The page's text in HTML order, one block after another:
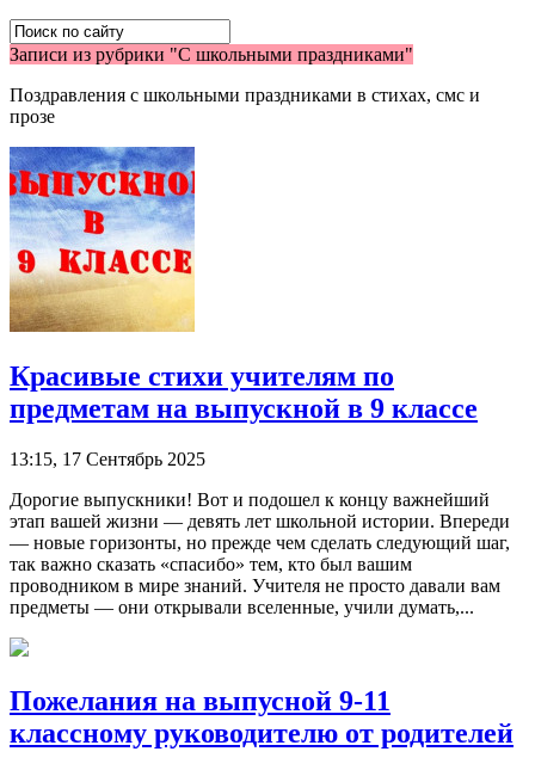
Записи из рубрики "С школьными праздниками"
Поздравления с школьными праздниками в стихах, смс и
прозе
Красивые стихи учителям по
предметам на выпускной в 9 классе
13:15, 17 Сентябрь 2025
Дорогие выпускники! Вот и подошел к концу важнейший
этап вашей жизни — девять лет школьной истории. Впереди
— новые горизонты, но прежде чем сделать следующий шаг,
так важно сказать «спасибо» тем, кто был вашим
проводником в мире знаний. Учителя не просто давали вам
предметы — они открывали вселенные, учили думать,...
Пожелания на выпусной 9-11
классному руководителю от родителей